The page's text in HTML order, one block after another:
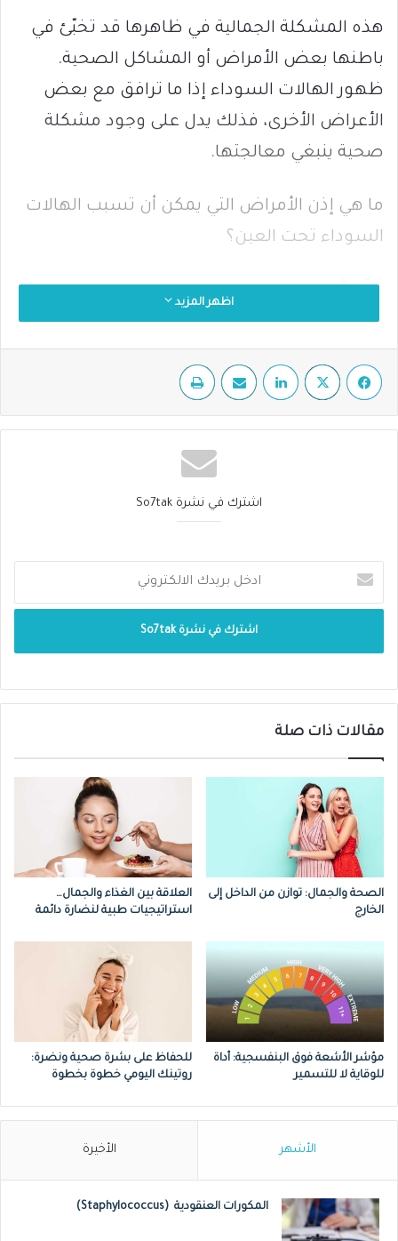
هذه المشكلة الجمالية في ظاهرها قد تخبّئ في
باطنها بعض الأمراض أو المشاكل الصحية.
ظهور الهالات السوداء إذا ما ترافق مع بعض
الأعراض الأخرى، فذلك يدل على وجود مشكلة
صحية ينبغي معالجتها.
ما هي إذن الأمراض التي يمكن أن تسبب الهالات
السوداء تحت العين؟
فقر الدم
الأنسجة المحيطة بالعينين، ما يؤدي إلى ظهور
الهالات السوداء.
الجيوب الأنفية قد يكون سبباً في نقص
وبالتالي قد يسبب ذلك ظهور الهالات السوداء
أسفل العين.
الاكزيما
تسبب الاكزيما حكة في البشرة ويمكن أن تجعل
البشرة سميكة ومتقشرة ما لم يتم علاجها. الحكة
المفرطة وفرك العينين باستمرار يمكن أن يؤدي
إلى تورم الأوعية الدموية والتهابها تحت العينين،
ما يجعلها تبدو سوداء وتشبه الكدمات تقريبًا.
مشاكل الغدة الدرقية
عند وجود خلل ما في عمل الغدة الدرقية، تصبح
عاجزة عن إفراز كميات كافية من هرموناتها، ما
يؤدي إلى اسمرار الجلد تحت العينين نتيجة احتباس
الماء في جميع أنحاء الأنسجة حول العين.
علاج الهالات السوداء يستدعي معرفة السبب
بعد ذلك باتباع العلاج المناسب لتخف وطأة تلك
الهالات مع الوقت.
يمكن أن تساعد بعض التغييرات في نمط الحياة
اظهر المزيد
فيسبوك لينكدإن مشاركة عبر البريد
اشترك في نشرة So7tak
مقالات ذات صلة
الصحة والجمال: توازن من الداخل إلى
الخارج
العلاقة بين الغذاء والجمال…
استراتيجيات طبية لنضارة دائمة
مؤشر الأشعة فوق البنفسجية: أداة
للوقاية لا للتسمير
للحفاظ على بشرة صحية ونضرة:
روتينك اليومي خطوة بخطوة
الأشهر الأخيرة
المكورات العنقودية (Staphylococcus)